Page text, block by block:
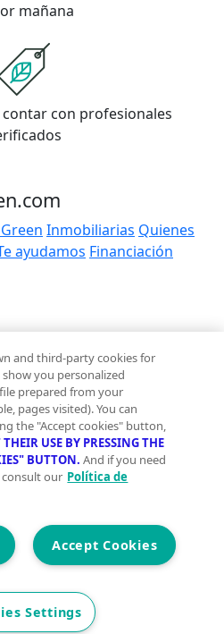
mañana
con profesionales
Inmobiliarias Quienes
ayudamos Financiación
los derechos reservados - UCI
INMOBILIARIOS, S.A.U
and third-party cookies for
you personalized
prepared from your
pages visited). You can
the "Accept cookies" button,
USE BY PRESSING THE
BUTTON. And if you need
our Política de
Accept Cookies
Settings